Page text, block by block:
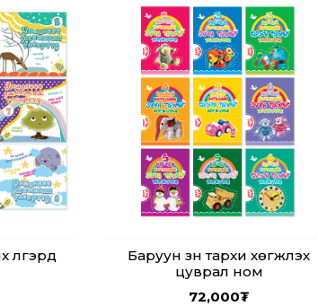
Баруун зүүн тархи хөгжүүлэх
цуврал ном
72,000₮